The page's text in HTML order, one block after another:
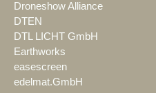
Droneshow Alliance
DTEN
DTL LICHT GmbH
Earthworks
easescreen
edelmat.GmbH